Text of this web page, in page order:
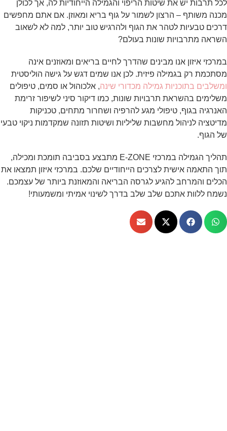
לכל תרבות יש את שיטות הריפוי והגמילה הייחודיות לה, אך לכולן
מכנה משותף – הרצון לשמור על גוף בריא ומאוזן. אם אתם מחפשים
דרכים טבעיות לטהר את הגוף ולהרגיש טוב יותר, למה לא לשאוב
השראה מתרבויות שונות בעולם?
במרכזי איזון אנו מבינים שהדרך לחיים בריאים ומאוזנים אינה
מסתכמת רק בגמילה פיזית. לכן אנו שמים דגש על גישה הוליסטית
ומשלבים בתוכניות גמילה מכדורי שינה, אלכוהול או סמים, טיפולים
משלימים בהשראת תרבויות שונות, כמו דיקור סיני לשיפור זרימת
האנרגיה בגוף, טיפולי מגע להרפיה ושחרור מתחים, טכניקות
מדיטציה לניהול מחשבות שליליות ושיטות תזונה שמקדמות ניקוי טבעי
של הגוף.
תהליך הגמילה במרכזי E-ZONE מתבצע בסביבה תומכת ומכילה,
תוך התאמה אישית לצרכים הייחודיים שלכם. במרכזי איזון תמצאו את
הכלים והמרחב להגיע לגרסה הבריאה והמאוזנת ביותר של עצמכם.
נשמח ללוות אתכם שלב שלב בדרך לשינוי אמיתי ומשמעותי!